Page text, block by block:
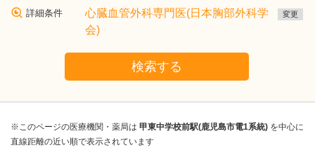
詳細条件
心臓血管外科専門医(日本胸部外科学
会)
変更
検索する
※このページの医療機関・薬局は 甲東中学校前駅(鹿児島市電1系統) を中心に
直線距離の近い順で表示されています